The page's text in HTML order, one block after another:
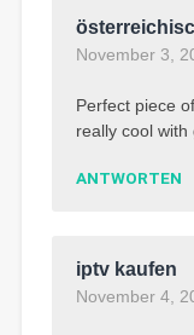
November 3,
Perfect piece
really cool with
ANTWORTEN
iptv kaufen
November 4,